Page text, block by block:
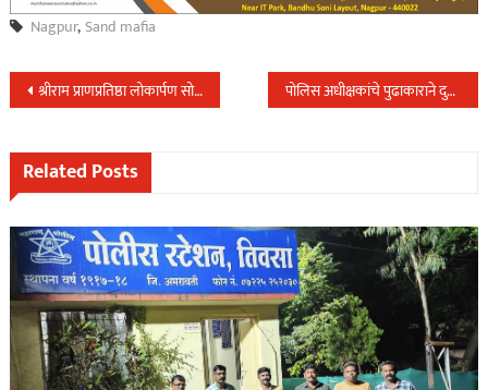
Nagpur,Sand mafia
Post
navigation
श्रीराम प्राणप्रतिष्ठा लोकार्पण सोहळ्यानिमीत्त पोलिस अधिक्षकांचे यवतमाळ जिल्हा वासीयांना आवाहन… पोलिस अधीक्षकांचे पुढाकाराने दुर्गम भागातील युवक धावले मानाच्या मुंबई मॅराथॅानमधे…
Related Posts